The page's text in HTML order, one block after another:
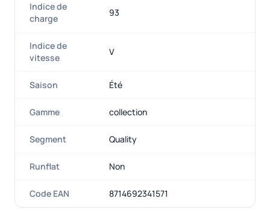
Indice de
charge
93
Indice de
vitesse
V
Saison Été
Gamme collection
Segment Quality
Runflat Non
Code EAN 8714692341571